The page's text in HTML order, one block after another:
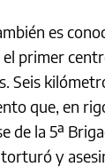
es
el primer
Seis
que, en
de la 5ª
y